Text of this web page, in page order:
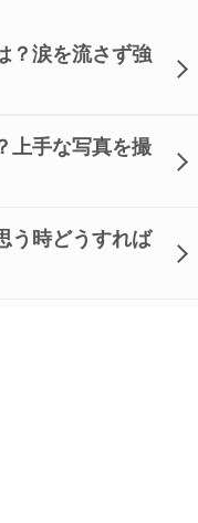
？涙を流さず強
上手な写真を撮
う時どうすれば